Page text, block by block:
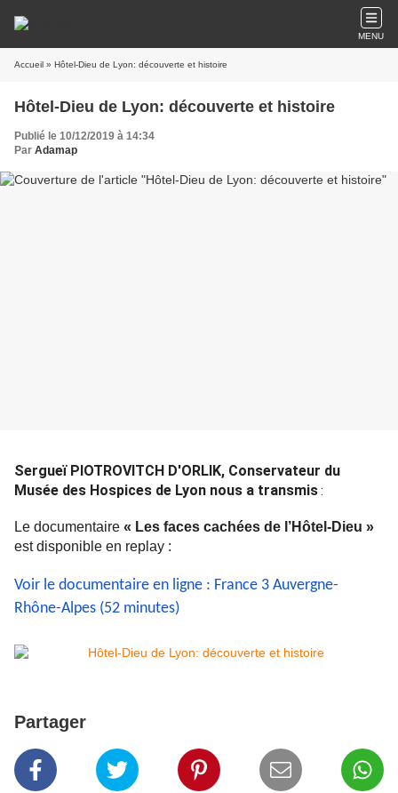
MENU
Accueil » Hôtel-Dieu de Lyon: découverte et histoire
Hôtel-Dieu de Lyon: découverte et histoire
Publié le 10/12/2019 à 14:34
Par Adamap
Sergueï PIOTROVITCH D'ORLIK, Conservateur du
Musée des Hospices de Lyon nous a transmis:
Le documentaire « Les faces cachées de l’Hôtel-Dieu »
est disponible en replay :
Voir le documentaire en ligne : France 3 Auvergne-
Rhône-Alpes (52 minutes)
Partager